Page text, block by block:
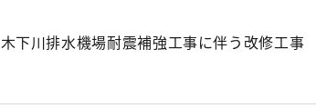
木下川排水機場耐震補強工事に伴う改修工事